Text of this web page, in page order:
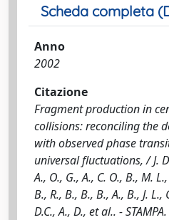
Scheda completa
Anno
2002
Citazione
Fragment production in
collisions: reconciling the
with observed phase
universal fluctuations, / J.
A., O., G., A., C. O., B., M.
B., R., B., B., B., A., B., J. L.,
D.C., A., D., et al.. -